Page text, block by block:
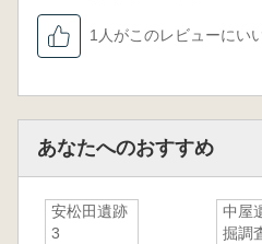
1人がこのレビューにい
あなたへのおすすめ
安松田遺跡
3
中屋
掘調